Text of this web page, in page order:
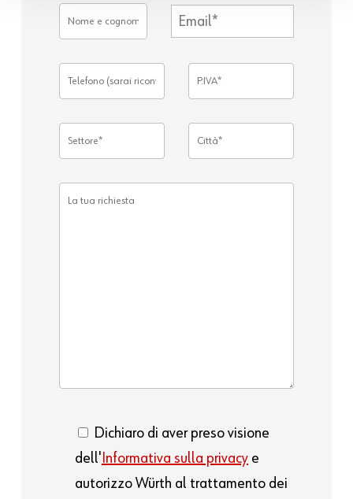
Dichiaro di aver preso visione
dell' Informativa sulla privacye
autorizzo Würth al trattamento dei